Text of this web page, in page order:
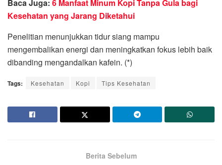
Baca Juga: 6 Manfaat Minum Kopi Tanpa Gula bagi
Kesehatan yang Jarang Diketahui
Penelitian menunjukkan tidur siang mampu
mengembalikan energi dan meningkatkan fokus lebih baik
dibanding mengandalkan kafein. (*)
Tags: Kesehatan Kopi Tips Kesehatan
Berita Sebelum